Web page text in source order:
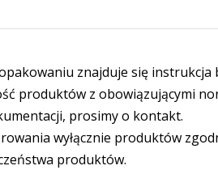
znajduje się
produktów z obowiązującymi
prosimy o kontakt.
wyłącznie produktów
produktów.